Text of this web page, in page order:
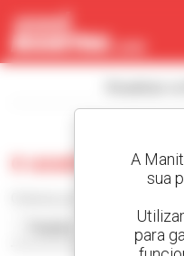
0 usado
Painel de Gerenciamento de
A
sua
para